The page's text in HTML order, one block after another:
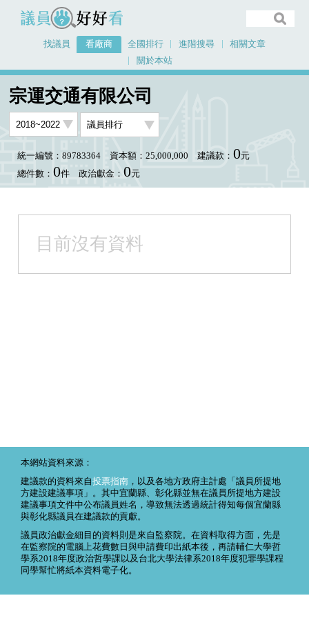
議員好好看
找議員 看廠商 全國排行 進階搜尋
相關文章
關於本站
首頁 看廠商
宗運交通有限公司
統一編號：89783364 資本額：25,000,000 建議款： 0元
總件數： 0件 政治獻金： 0元
目前沒有資料
本網站資料來源：
建議款的資料來自投票指南 ，以及各地方政府主計處「議員所提地
方建設建議事項」。其中宜蘭縣、彰化縣並無在議員所提地方建設
建議事項文件中公布議員姓名，導致無法透過統計得知每個宜蘭縣
與彰化縣議員在建議款的貢獻。
議員政治獻金細目的資料則是來自監察院。在資料取得方面，先是
在監察院的電腦上花費數日與申請費印出紙本後，再請輔仁大學哲
學系2018年度政治哲學課以及台北大學法律系2018年度犯罪學課程
同學幫忙將紙本資料電子化。